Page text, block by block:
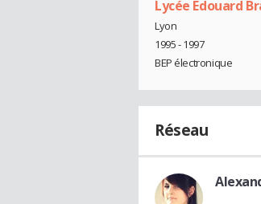
Lycée Edouard
Lyon
1995 - 1997
BEP électronique
Réseau